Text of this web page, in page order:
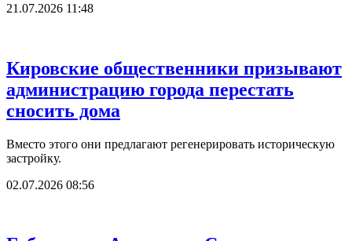
21.07.2026 11:48
Кировские общественники призывают
администрацию города перестать
сносить дома
Вместо этого они предлагают регенерировать историческую
застройку.
02.07.2026 08:56